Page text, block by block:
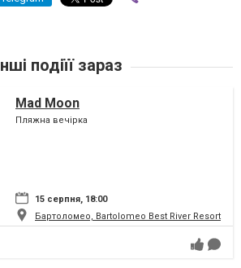
Інші подіїї зараз
Mad Moon
Пляжна вечірка
15 серпня, 18:00
Бартоломео, Bartolomeo Best River Resort